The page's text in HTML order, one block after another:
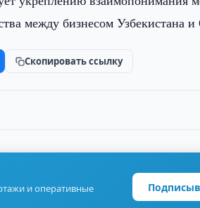
между бизнесом Узбекистана
Скопировать ссылку
и оперативные